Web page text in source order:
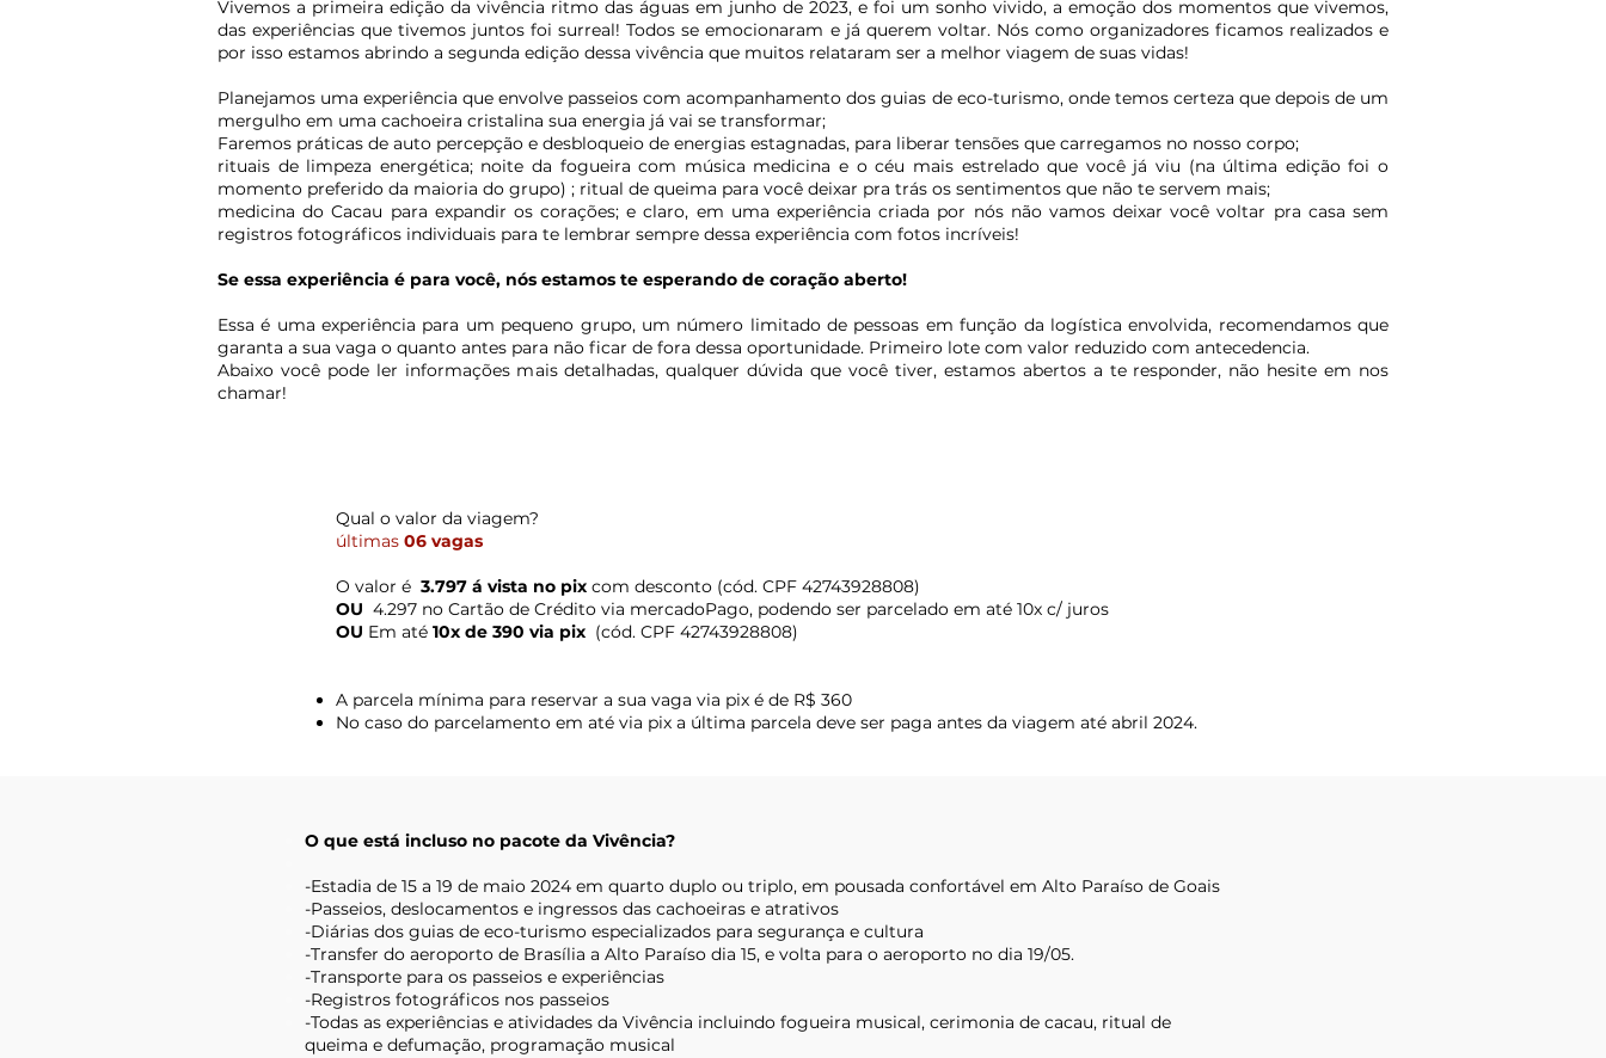
Vivemos a primeira edição da vivência ritmo das águas em junho de 2023, e foi um sonho vivido, a emoção dos momentos que vivemos,
das experiências que tivemos juntos foi surreal! Todos se emocionaram e já querem voltar. Nós como organizadores ficamos realizados e
por isso estamos abrindo a segunda edição dessa vivência que muitos relataram ser a melhor viagem de suas vidas!
Planejamos uma experiência que envolve passeios com acompanhamento dos guias de eco-turismo, onde temos certeza que depois de um
mergulho em uma cachoeira cristalina sua energia já vai se transformar;
Faremos práticas de auto percepção e desbloqueio de energias estagnadas, para liberar tensões que carregamos no nosso corpo;
rituais de limpeza energética; noite da fogueira com música medicina e o céu mais estrelado que você já viu (na última edição foi o
momento preferido da maioria do grupo) ; ritual de queima para você deixar pra trás os sentimentos que não te servem mais;
medicina do Cacau para expandir os corações; e claro, em uma experiência criada por nós não vamos deixar você voltar pra casa sem
registros fotográficos individuais para te lembrar sempre dessa experiência com fotos incríveis!
Se essa experiência é para você, nós estamos te esperando de coração aberto!
Essa é uma experiência para um pequeno grupo, um número limitado de pessoas em função da logística envolvida, recomendamos que
garanta a sua vaga o quanto antes para não ficar de fora dessa oportunidade. Primeiro lote com valor reduzido com antecedencia.
Abaixo você pode ler informações mais detalhadas, qualquer dúvida que você tiver, estamos abertos a te responder, não hesite em nos
chamar!
Qual o valor da viagem?
últimas 06 vagas
O valor é 3.797 á vista no pix com desconto (cód. CPF 42743928808)
OU 4.297 no Cartão de Crédito via mercadoPago, podendo ser parcelado em até 10x c/ juros
OU Em até 10x de 390 via pix (cód. CPF 42743928808)
A parcela mínima para reservar a sua vaga via pix é de R$ 360
No caso do parcelamento em até via pix a última parcela deve ser paga antes da viagem até abril 2024.
O que está incluso no pacote da Vivência?
-Estadia de 15 a 19 de maio 2024 em quarto duplo ou triplo, em pousada confortável em Alto Paraíso de Goais
-Passeios, deslocamentos e ingressos das cachoeiras e atrativos
-Diárias dos guias de eco-turismo especializados para segurança e cultura
-Transfer do aeroporto de Brasília a Alto Paraíso dia 15, e volta para o aeroporto no dia 19/05.
-Transporte para os passeios e experiências
-Registros fotográficos nos passeios
-Todas as experiências e atividades da Vivência incluindo fogueira musical, cerimonia de cacau, ritual de
queima e defumação, programação musical